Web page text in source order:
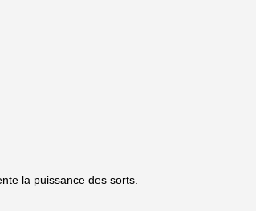
la puissance des sorts.